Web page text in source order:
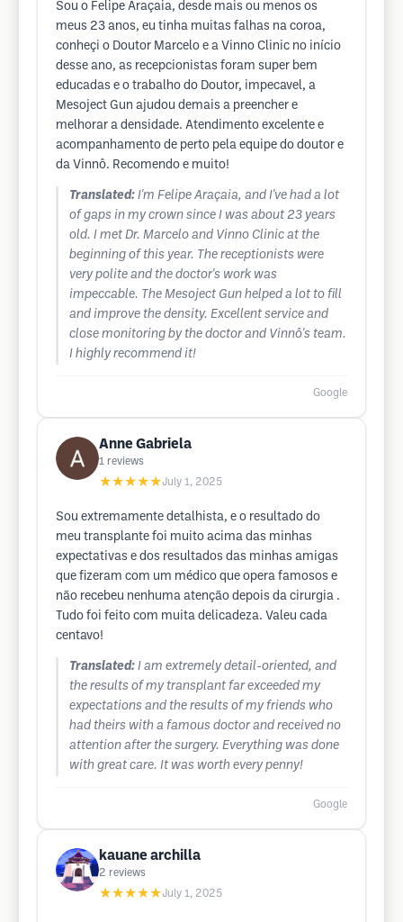
Sou o Felipe Araçaia, desde mais ou menos os
meus 23 anos, eu tinha muitas falhas na coroa,
conheçi o Doutor Marcelo e a Vinno Clinic no início
desse ano, as recepcionistas foram super bem
educadas e o trabalho do Doutor, impecavel, a
Mesoject Gun ajudou demais a preencher e
melhorar a densidade. Atendimento excelente e
acompanhamento de perto pela equipe do doutor e
da Vinnô. Recomendo e muito!
Translated: I'm Felipe Araçaia, and I've had a lot
of gaps in my crown since I was about 23 years
old. I met Dr. Marcelo and Vinno Clinic at the
beginning of this year. The receptionists were
very polite and the doctor's work was
impeccable. The Mesoject Gun helped a lot to fill
and improve the density. Excellent service and
close monitoring by the doctor and Vinnô's team.
I highly recommend it!
Google
Anne Gabriela
1 reviews
★★★★★July 1, 2025
Sou extremamente detalhista, e o resultado do
meu transplante foi muito acima das minhas
expectativas e dos resultados das minhas amigas
que fizeram com um médico que opera famosos e
não recebeu nenhuma atenção depois da cirurgia .
Tudo foi feito com muita delicadeza. Valeu cada
centavo!
Translated: I am extremely detail-oriented, and
the results of my transplant far exceeded my
expectations and the results of my friends who
had theirs with a famous doctor and received no
attention after the surgery. Everything was done
with great care. It was worth every penny!
Google
kauane archilla
2 reviews
★★★★★July 1, 2025